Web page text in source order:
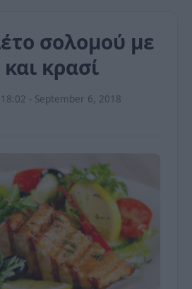
σολομού με
κρασί
18:02 - September 6, 2018